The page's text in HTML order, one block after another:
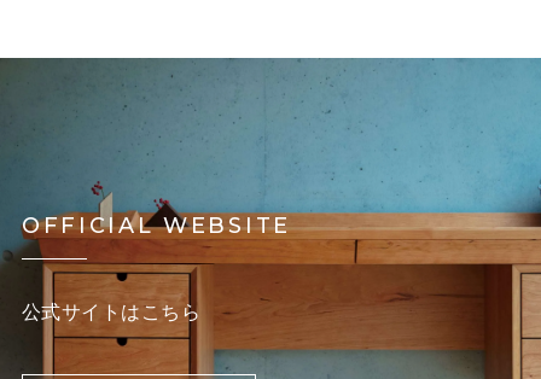
OFFICIAL WEBSITE
公式サイトはこちら